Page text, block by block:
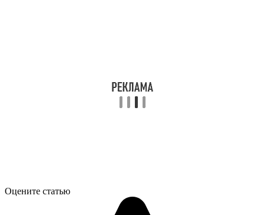
Оцените статью